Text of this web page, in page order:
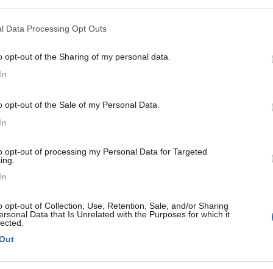
Data Processing Opt Outs
opt-out of the Sharing of my personal data.
opt-out of the Sale of my Personal Data.
opt-out of processing my Personal Data for Targeted
opt-out of Collection, Use, Retention, Sale, and/or Sharing
Data that Is Unrelated with the Purposes for which it
43 Loc. Casa del Corto
Posizione
biologica, che si trova in parte nella Riserva ...